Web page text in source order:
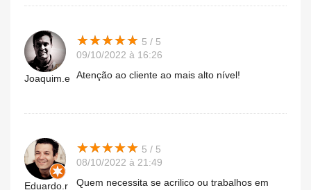
Joaquim.e
★★★★★
★★★★★ 5 / 5
09/10/2022 à 16:26
Atenção ao cliente ao mais alto nível!
Eduardo.r
★★★★★
★★★★★ 5 / 5
08/10/2022 à 21:49
Quem necessita se acrilico ou trabalhos em